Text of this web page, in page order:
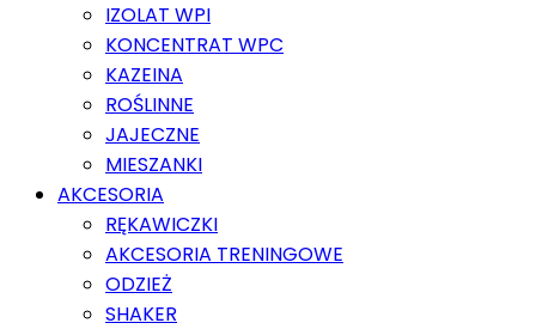
IZOLAT WPI
KONCENTRAT WPC
KAZEINA
ROŚLINNE
JAJECZNE
MIESZANKI
AKCESORIA
RĘKAWICZKI
AKCESORIA TRENINGOWE
ODZIEŻ
SHAKER